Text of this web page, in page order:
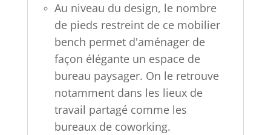
Au niveau du design, le nombre
de pieds restreintde ce mobilier
bench permet d'aménager de
façon élégante un espace de
bureau paysager. On le retrouve
notamment dans les lieux de
travail partagé comme les
bureaux de coworking.